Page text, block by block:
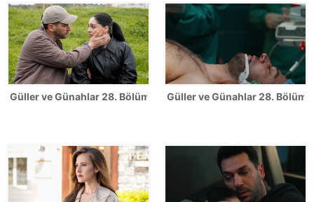
Güller ve Günahlar 28. Bölüm FotoğraflarıGüller ve Günahlar 28.